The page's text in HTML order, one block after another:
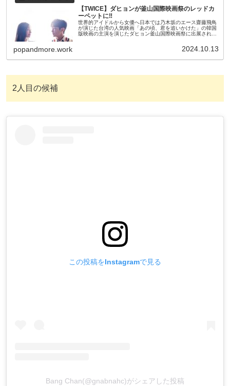
【TWICE】ダヒョンが釜山国際映画祭のレッドカ
ーペットに‼
世界的アイドルから女優へ日本では乃木坂のエース齋藤飛鳥
が演じた台湾の人気映画「あの頃、君を追いかけた」の韓国
版映画の主演を演じたダヒョン釜山国際映画祭に出展された
popandmore.work 2024.10.13
2人目の候補
この投稿をInstagramで見る
Bang Chan(@gnabnahc)がシェアした投稿